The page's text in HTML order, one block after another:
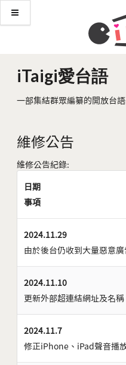
iTaigi愛台語
一部集結群眾編纂的開放台
維修公告
維修公告紀錄:
日期
事項
2024.11.29
由於後台仍收到大量惡意
2024.11.10
更新外部超連結網址及名稱
2024.11.7
修正iPhone、iPad聲音播